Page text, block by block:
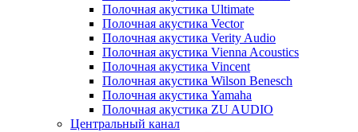
Полочная акустика Ultimate
Полочная акустика Vector
Полочная акустика Verity Audio
Полочная акустика Vienna Acoustics
Полочная акустика Vincent
Полочная акустика Wilson Benesch
Полочная акустика Yamaha
Полочная акустика ZU AUDIO
Центральный канал